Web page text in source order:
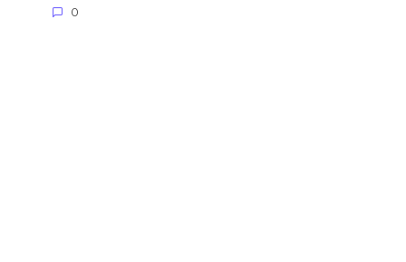
0